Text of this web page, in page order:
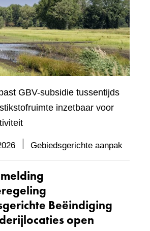
GBV-subsidie tussentijds
inzetbaar voor
Gebiedsgerichte aanpak
Beëindiging
open